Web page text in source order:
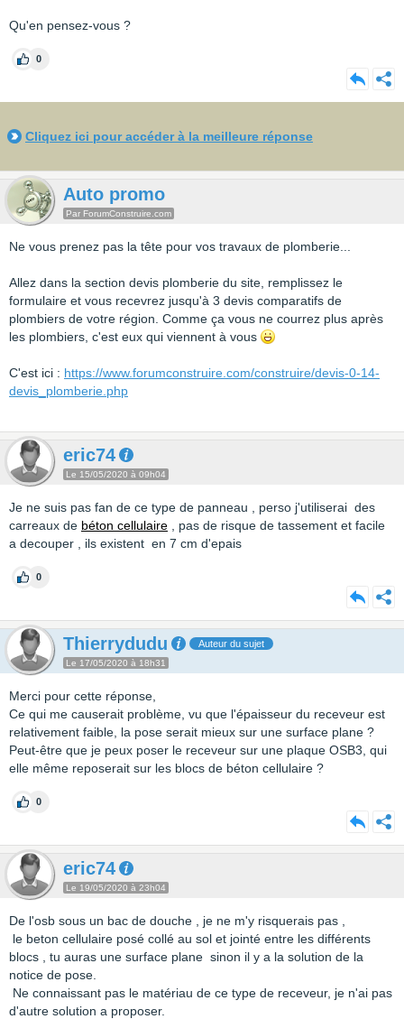
Qu'en pensez-vous ?
0
Cliquez ici pour accéder à la meilleure réponse
Auto promo
Par ForumConstruire.com
Ne vous prenez pas la tête pour vos travaux de plomberie...
Allez dans la section devis plomberie du site, remplissez le
formulaire et vous recevrez jusqu'à 3 devis comparatifs de
plombiers de votre région. Comme ça vous ne courrez plus après
les plombiers, c'est eux qui viennent à vous
C'est ici : https://www.forumconstruire.com/construire/devis-0-14-
devis_plomberie.php
eric74
Le 15/05/2020 à 09h04
Je ne suis pas fan de ce type de panneau , perso j'utiliserai des
carreaux de béton cellulaire , pas de risque de tassement et facile
a decouper , ils existent en 7 cm d'epais
0
Thierrydudu Auteur du sujet
Le 17/05/2020 à 18h31
Merci pour cette réponse,
Ce qui me causerait problème, vu que l'épaisseur du receveur est
relativement faible, la pose serait mieux sur une surface plane ?
Peut-être que je peux poser le receveur sur une plaque OSB3, qui
elle même reposerait sur les blocs de béton cellulaire ?
0
eric74
Le 19/05/2020 à 23h04
De l'osb sous un bac de douche , je ne m'y risquerais pas ,
le beton cellulaire posé collé au sol et jointé entre les différents
blocs , tu auras une surface plane sinon il y a la solution de la
notice de pose.
Ne connaissant pas le matériau de ce type de receveur, je n'ai pas
d'autre solution a proposer.